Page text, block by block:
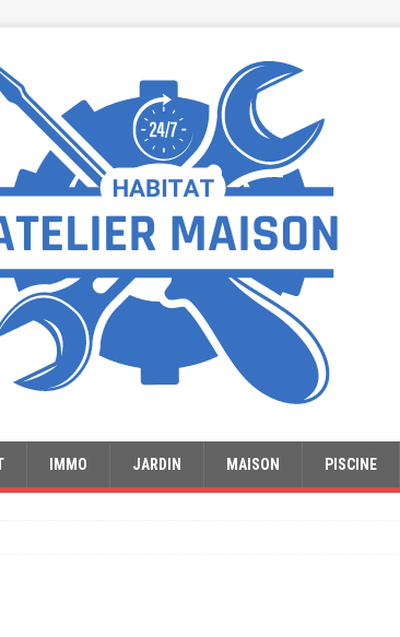
IMMO JARDIN MAISON PISCINE